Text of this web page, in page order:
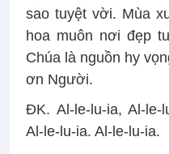
sao tuyệt vời. Mùa
hoa muôn nơi đẹp
Chúa là nguồn hy
ơn Người.
ĐK. Al-le-lu-ia, Al-le-
Al-le-lu-ia. Al-le-lu-ia.